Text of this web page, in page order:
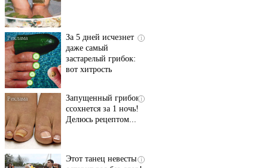
даже самый
застарелый грибок:
вот хитрость
ссохнется за 1 ночь!
Делюсь рецептом...
оставит вас без слов!